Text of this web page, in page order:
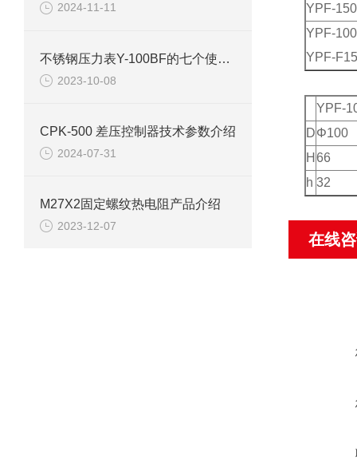
2024-11-11
不锈钢压力表Y-100BF的七个使用要点来了解下
2023-10-08
CPK-500 差压控制器技术参数介绍
2024-07-31
M27X2固定螺纹热电阻产品介绍
2023-12-07
YPF-
YPF-
YPF-
YPF-
DΦ100
H 66
h 32
在线